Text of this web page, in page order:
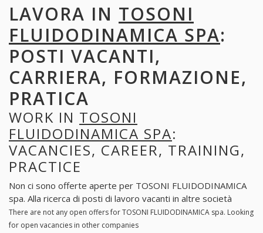
LAVORA IN TOSONI
FLUIDODINAMICA SPA:
POSTI VACANTI,
CARRIERA, FORMAZIONE,
PRATICA
WORK IN TOSONI
FLUIDODINAMICA SPA:
VACANCIES, CAREER, TRAINING,
PRACTICE
Non ci sono offerte aperte per TOSONI FLUIDODINAMICA
spa. Alla ricerca di posti di lavoro vacanti in altre società
There are not any open offers for TOSONI FLUIDODINAMICA spa. Looking
for open vacancies in other companies